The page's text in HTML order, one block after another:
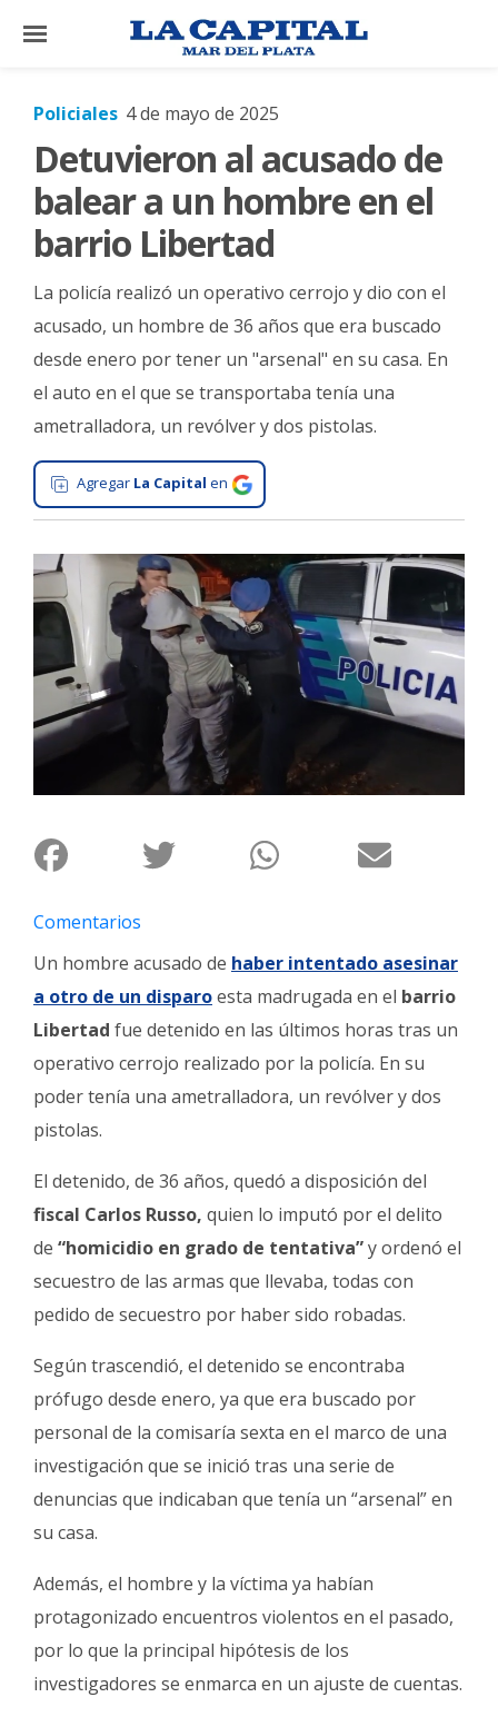
×
El
País
El
Mundo
La
Zona
Cultura
Tecnología
Salud
General
La
Ciudad
Deportes
y
Espectáculos
Policiales
Cartelera
Fotos
Familia
Clasificados
Fúnebres
Policiales 4 de mayo de 2025
Detuvieron al acusado de
balear a un hombre en el
barrio Libertad
La policía realizó un operativo cerrojo y dio con el
acusado, un hombre de 36 años que era buscado
desde enero por tener un "arsenal" en su casa. En
el auto en el que se transportaba tenía una
ametralladora, un revólver y dos pistolas.
Agregar La Capital en
Comentarios
Un hombre acusado de haber intentado asesinar
a otro de un disparoesta madrugada en el barrio
Libertad fue detenido en las últimos horas tras un
operativo cerrojo realizado por la policía. En su
poder tenía una ametralladora, un revólver y dos
pistolas.
El detenido, de 36 años, quedó a disposición del
fiscal Carlos Russo, quien lo imputó por el delito
de “homicidio en grado de tentativa”y ordenó el
secuestro de las armas que llevaba, todas con
pedido de secuestro por haber sido robadas.
Según trascendió, el detenido se encontraba
prófugo desde enero, ya que era buscado por
personal de la comisaría sexta en el marco de una
investigación que se inició tras una serie de
denuncias que indicaban que tenía un “arsenal” en
su casa.
Además, el hombre y la víctima ya habían
protagonizado encuentros violentos en el pasado,
por lo que la principal hipótesis de los
investigadores se enmarca en un ajuste de cuentas.